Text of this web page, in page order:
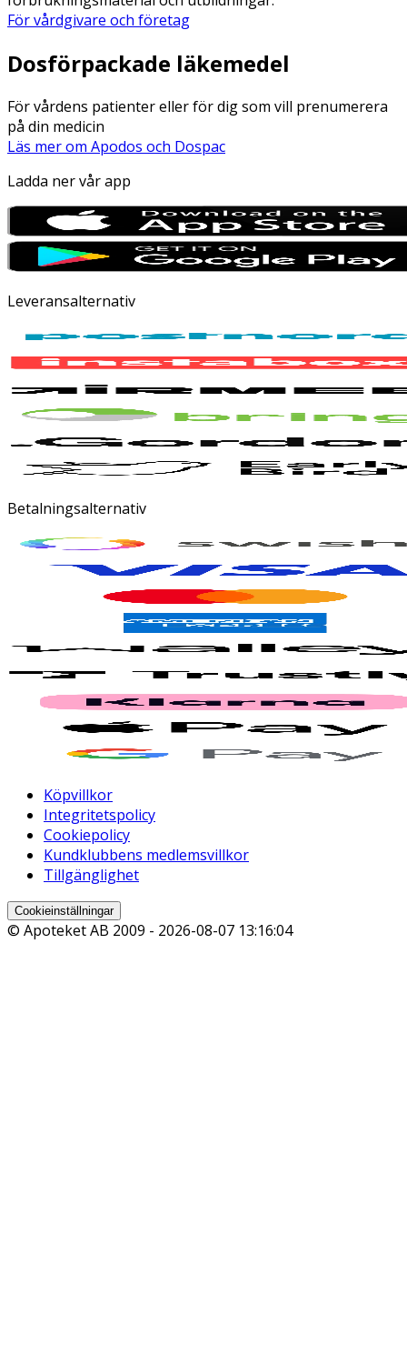
För vårdgivare och företag
Dosförpackade läkemedel
För vårdens patienter eller för dig som vill prenumerera
på din medicin
Läs mer om Apodos och Dospac
Ladda ner vår app
Leveransalternativ
Betalningsalternativ
Köpvillkor
Integritetspolicy
Cookiepolicy
Kundklubbens medlemsvillkor
Tillgänglighet
Cookieinställningar
© Apoteket AB 2009 - 2026-08-07 13:16:04